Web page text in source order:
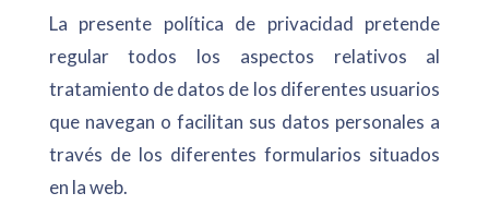
La presente política de privacidad pretende
regular todos los aspectos relativos al
tratamiento de datos de los diferentes usuarios
que navegan o facilitan sus datos personales a
través de los diferentes formularios situados
en la web.